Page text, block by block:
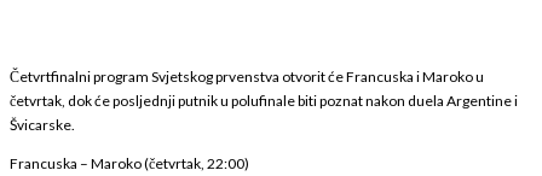
Četvrtfinalni program Svjetskog prvenstva otvorit će Francuska i Maroko u
četvrtak, dok će posljednji putnik u polufinale biti poznat nakon duela Argentine i
Švicarske.
Francuska – Maroko (četvrtak, 22:00)